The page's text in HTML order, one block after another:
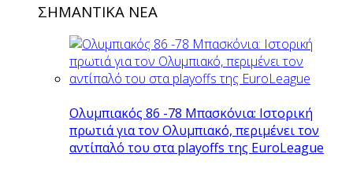
ΣΗΜΑΝΤΙΚΑ ΝΕΑ
Ολυμπιακός 86 -78 Μπασκόνια: Ιστορική
πρωτιά για τον Ολυμπιακό, περιμένει τον
αντίπαλό του στα playoffs της EuroLeague